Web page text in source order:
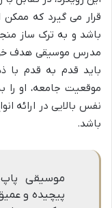
قرار می گیرد که
باشد و به ترک ساز
مدرس موسیقی هدف
باید قدم به قدم با
موقعیت جامعه، او
نفس بالایی در ارائه
باشد.
موسیقی
پیچیده و